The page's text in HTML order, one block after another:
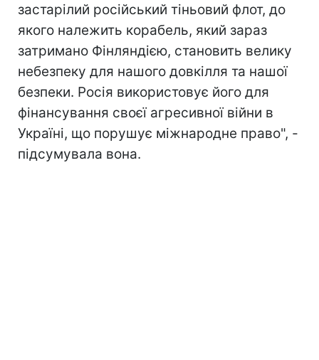
застарілий російський тіньовий флот, до
якого належить корабель, який зараз
затримано Фінляндією, становить велику
небезпеку для нашого довкілля та нашої
безпеки. Росія використовує його для
фінансування своєї агресивної війни в
Україні, що порушує міжнародне право", -
підсумувала вона.